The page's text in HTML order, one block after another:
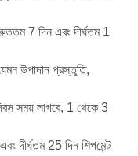
7 দিন এবং দীর্ঘতম 1
উপাদান প্রস্তুতি,
সময় লাগবে, 1 থেকে 3
দীর্ঘতম 25 দিন শিপমেন্ট